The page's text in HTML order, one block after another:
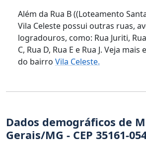
Além da Rua B ((Loteamento
Vila Celeste possui outras ruas,
logradouros, como: Rua Juriti,
C, Rua D, Rua E e Rua J. Veja mais
do bairro Vila Celeste.
Dados demográficos de
Gerais/MG - CEP 35161-